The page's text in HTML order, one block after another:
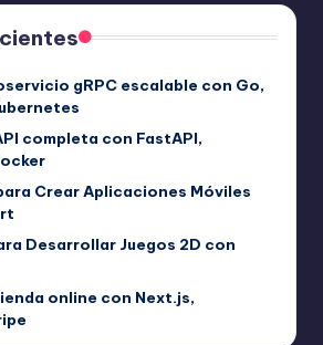
gRPC escalable con Go,
completa con FastAPI,
Crear Aplicaciones Móviles
Desarrollar Juegos 2D con
online con Next.js,